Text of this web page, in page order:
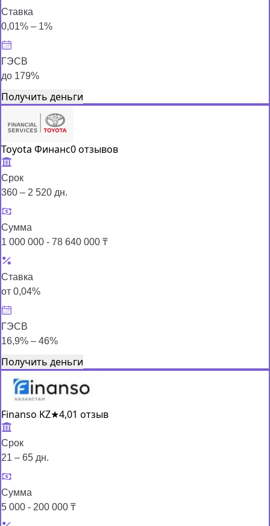
Ставка
0,01% – 1%
ГЭСВ
до 179%
Получить деньги
Toyota Финанс0 отзывов
Срок
360 – 2 520 дн.
Сумма
1 000 000 - 78 640 000 ₸
Ставка
от 0,04%
ГЭСВ
16,9% – 46%
Получить деньги
Finanso KZ★4,01 отзыв
Срок
21 – 65 дн.
Сумма
5 000 - 200 000 ₸